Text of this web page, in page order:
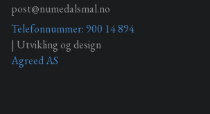
post@numedalsmal.no
Telefonnummer: 900 14 894
| Utvikling og design
Agreed AS